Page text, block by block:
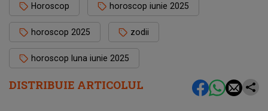
DISTRIBUIE ARTICOLUL
Horoscop horoscop iunie 2025
horoscop 2025 zodii
horoscop luna iunie 2025